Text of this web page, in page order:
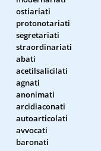
ostiariati
protonotariati
segretariati
straordinariati
abati
acetilsalicilati
agnati
anonimati
arcidiaconati
autoarticolati
avvocati
baronati